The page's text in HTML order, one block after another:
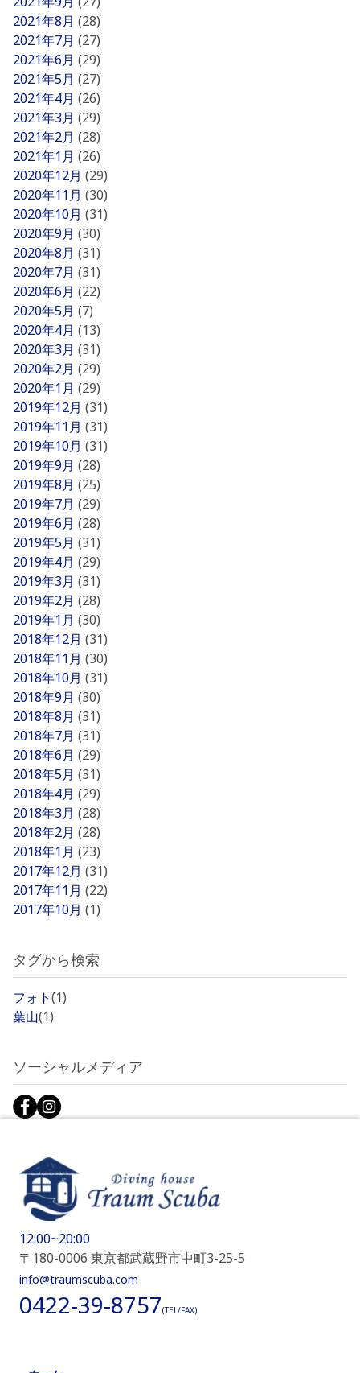
2021年8月 (28)
2021年7月 (27)
2021年6月 (29)
2021年5月 (27)
2021年4月 (26)
2021年3月 (29)
2021年2月 (28)
2021年1月 (26)
2020年12月 (29)
2020年11月 (30)
2020年10月 (31)
2020年9月 (30)
2020年8月 (31)
2020年7月 (31)
2020年6月 (22)
2020年5月 (7)
2020年4月 (13)
2020年3月 (31)
2020年2月 (29)
2020年1月 (29)
2019年12月 (31)
2019年11月 (31)
2019年10月 (31)
2019年9月 (28)
2019年8月 (25)
2019年7月 (29)
2019年6月 (28)
2019年5月 (31)
2019年4月 (29)
2019年3月 (31)
2019年2月 (28)
2019年1月 (30)
2018年12月 (31)
2018年11月 (30)
2018年10月 (31)
2018年9月 (30)
2018年8月 (31)
2018年7月 (31)
2018年6月 (29)
2018年5月 (31)
2018年4月 (29)
2018年3月 (28)
2018年2月 (28)
2018年1月 (23)
2017年12月 (31)
2017年11月 (22)
2017年10月 (1)
タグから検索
フォト(1)
葉山(1)
ソーシャルメディア
12:00~20:00
〒180-0006 東京都武蔵野市中町3-25-5
info@traumscuba.com
0422-39-8757(TEL/FAX)